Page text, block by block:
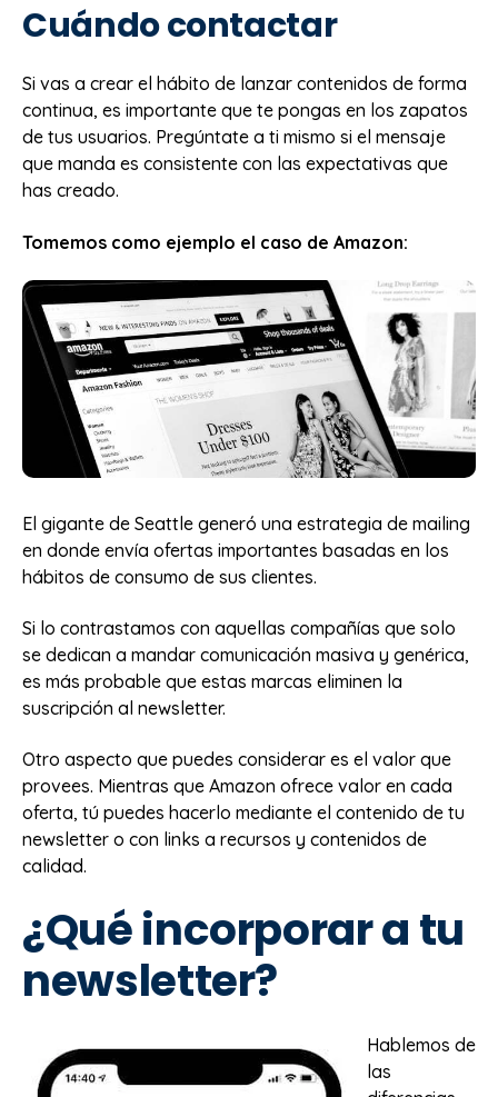
Cuándo contactar
Si vas a crear el hábito de lanzar contenidos de forma
continua, es importante que te pongas en los zapatos
de tus usuarios. Pregúntate a ti mismo si el mensaje
que manda es consistente con las expectativas que
has creado.
Tomemos como ejemplo el caso de Amazon:
El gigante de Seattle generó una estrategia de mailing
en donde envía ofertas importantes basadas en los
hábitos de consumo de sus clientes.
Si lo contrastamos con aquellas compañías que solo
se dedican a mandar comunicación masiva y genérica,
es más probable que estas marcas eliminen la
suscripción al newsletter.
Otro aspecto que puedes considerar es el valor que
provees. Mientras que Amazon ofrece valor en cada
oferta, tú puedes hacerlo mediante el contenido de tu
newsletter o con links a recursos y contenidos de
calidad.
¿Qué incorporar a tu
newsletter?
Hablemos de
las